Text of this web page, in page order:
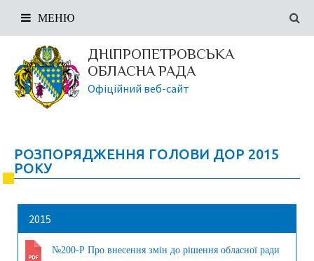
ДНІПРОПЕТРОВСЬКА
ОБЛАСНА РАДА
Офіційний веб-сайт
МЕНЮ
РОЗПОРЯДЖЕННЯ ГОЛОВИ ДОР 2015
РОКУ
2015
№200-Р Про внесення змін до рішення обласної ради